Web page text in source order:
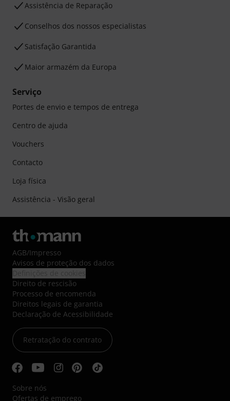
Assistência de Reparação
Conselhos dos nossos especialistas
Satisfação Garantida
Maior armazém da Europa
Serviço
Portes de envio e tempos de entrega
Centro de ajuda
Vouchers
Contacto
Loja física
Assistência - Visão geral
AGB/Impresso
Avisos de proteção dos dados
Direito de rescisão
Processo de encomenda
Direitos legais de garantia
Declaração de Acessibilidade
Retratação do contrato
Sobre nós
Ofertas de emprego